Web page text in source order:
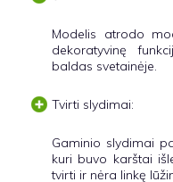
Modelis atrodo
dekoratyvinę
baldas svetainėje.
Tvirti slydimai:
Gaminio slydimai
kuri buvo karštai
tvirti ir nėra linkę